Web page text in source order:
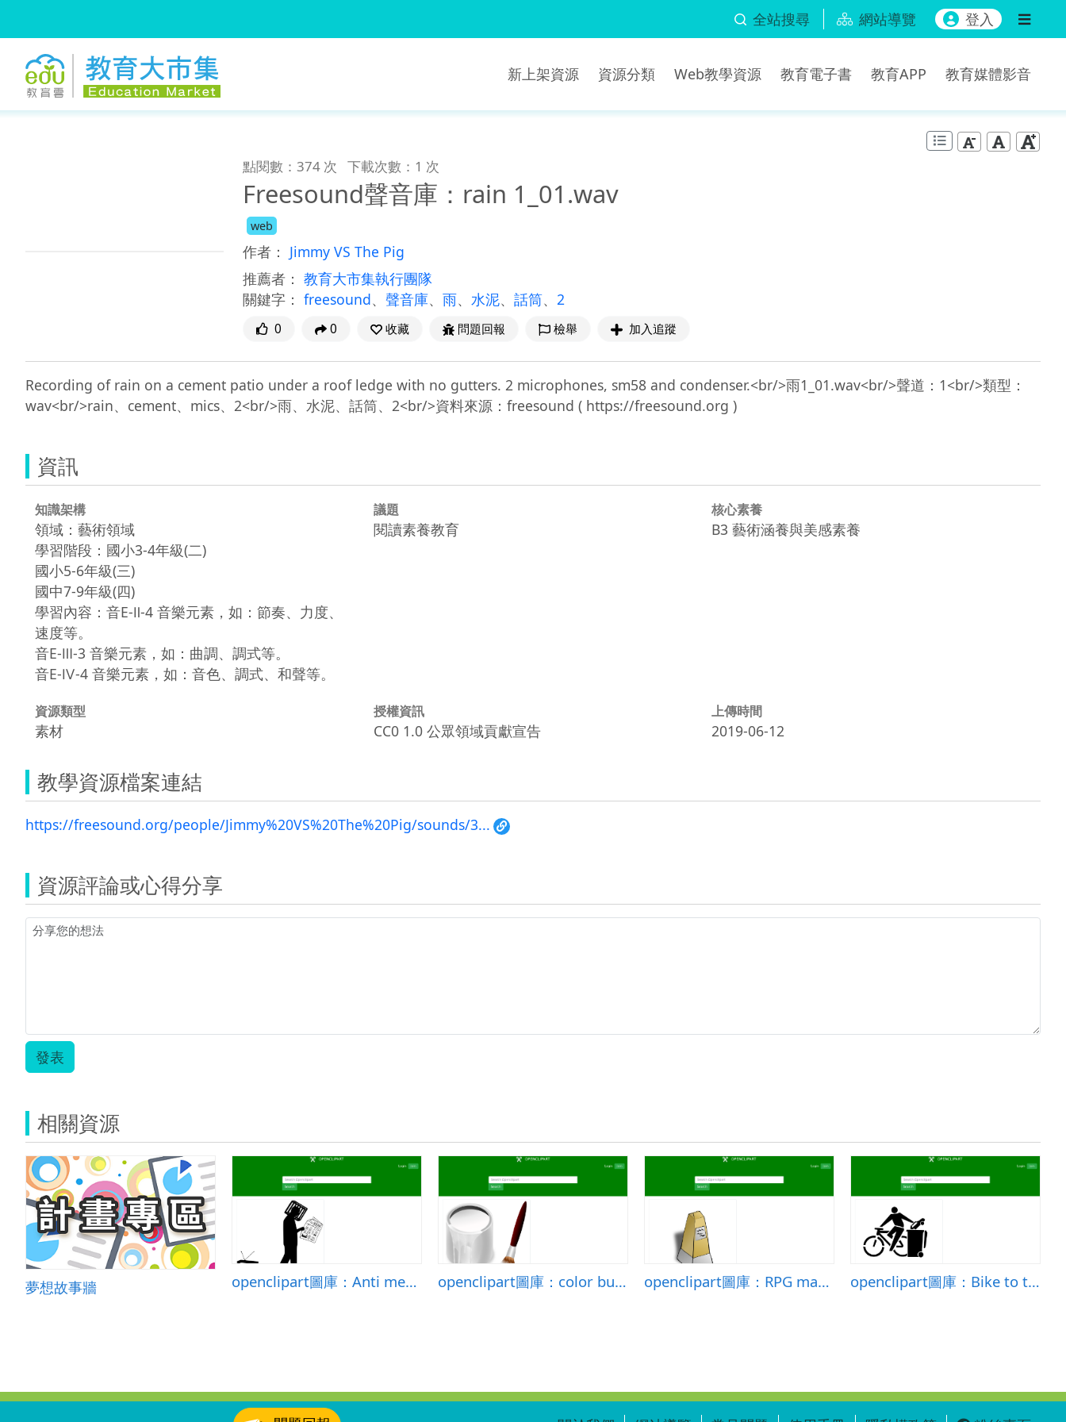
全站搜尋 網站導覽 登入
新上架資源 資源分類 Web教學資源 教育電子書 教育APP 教育媒體影音
點閱數：374 次 下載次數：1 次
Freesound聲音庫：rain 1_01.wav
web
作者： Jimmy VS The Pig
推薦者： 教育大市集執行團隊
關鍵字： freesound、 聲音庫、 雨、 水泥、 話筒、 2
0 0 收藏 問題回報 檢舉 加入追蹤
Recording of rain on a cement patio under a roof ledge with no gutters. 2 microphones, sm58 and condenser.<br/>雨1_01.wav<br/>聲道：1<br/>類型：
資訊
知識架構
領域：藝術領域
學習階段：國小3-4年級(二)
國小5-6年級(三)
國中7-9年級(四)
學習內容：音E-Ⅱ-4 音樂元素，如：節奏、力度、
速度等。
音E-Ⅲ-3 音樂元素，如：曲調、調式等。
音E-Ⅳ-4 音樂元素，如：音色、調式、和聲等。
議題
閱讀素養教育
核心素養
B3 藝術涵養與美感素養
資源類型
素材
授權資訊
CC0 1.0 公眾領域貢獻宣告
上傳時間
2019-06-12
教學資源檔案連結
https://freesound.org/people/Jimmy%20VS%20The%20Pig/sounds/3...
資源評論或心得分享
發表
相關資源
夢想故事牆 openclipart圖庫：Anti media openclipart圖庫：color bucket white openclipart圖庫：RPG map symbols: Obelisk openclipart圖庫：Bike to the people. Car to the trash.